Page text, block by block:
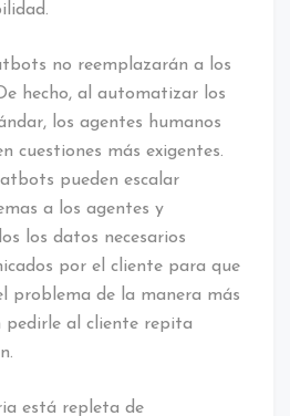
no reemplazarán a los
hecho, al automatizar los
los agentes humanos
cuestiones más exigentes.
pueden escalar
a los agentes y
los datos necesarios
por el cliente para que
problema de la manera más
pedirle al cliente repita
está repleta de